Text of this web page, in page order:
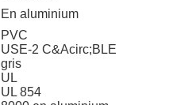
En aluminium
PVC
USE-2 C&Acirc;BLE
gris
UL
UL 854